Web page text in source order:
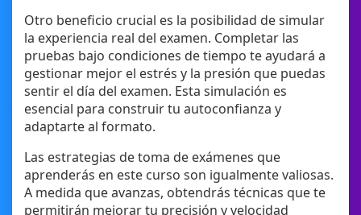
Otro beneficio crucial es la posibilidad de simular
la experiencia real del examen. Completar las
pruebas bajo condiciones de tiempo te ayudará a
gestionar mejor el estrés y la presión que puedas
sentir el día del examen. Esta simulación es
esencial para construir tu autoconfianza y
adaptarte al formato.
Las estrategias de toma de exámenes que
aprenderás en este curso son igualmente valiosas.
A medida que avanzas, obtendrás técnicas que te
permitirán mejorar tu precisión y velocidad